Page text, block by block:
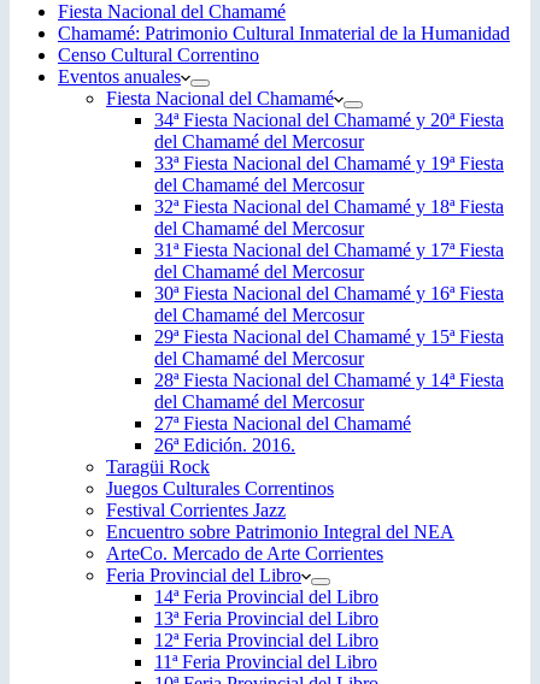
Fiesta Nacional del Chamamé
Chamamé: Patrimonio Cultural Inmaterial de la Humanidad
Censo Cultural Correntino
Eventos anuales
Fiesta Nacional del Chamamé
34ª Fiesta Nacional del Chamamé y 20ª Fiesta
del Chamamé del Mercosur
33ª Fiesta Nacional del Chamamé y 19ª Fiesta
del Chamamé del Mercosur
32ª Fiesta Nacional del Chamamé y 18ª Fiesta
del Chamamé del Mercosur
31ª Fiesta Nacional del Chamamé y 17ª Fiesta
del Chamamé del Mercosur
30ª Fiesta Nacional del Chamamé y 16ª Fiesta
del Chamamé del Mercosur
29ª Fiesta Nacional del Chamamé y 15ª Fiesta
del Chamamé del Mercosur
28ª Fiesta Nacional del Chamamé y 14ª Fiesta
del Chamamé del Mercosur
27ª Fiesta Nacional del Chamamé
26ª Edición. 2016.
Taragüi Rock
Juegos Culturales Correntinos
Festival Corrientes Jazz
Encuentro sobre Patrimonio Integral del NEA
ArteCo. Mercado de Arte Corrientes
Feria Provincial del Libro
14ª Feria Provincial del Libro
13ª Feria Provincial del Libro
12ª Feria Provincial del Libro
11ª Feria Provincial del Libro